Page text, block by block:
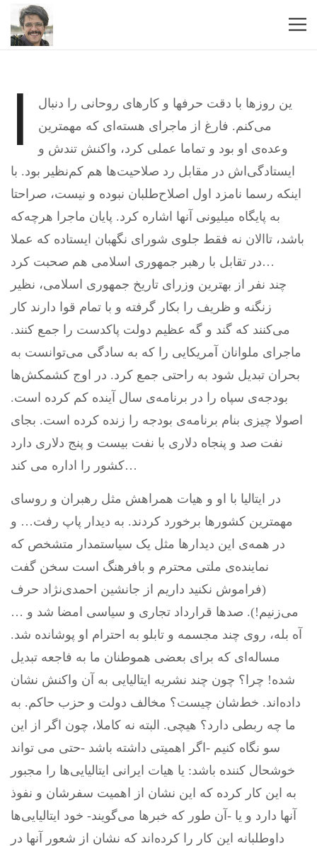
ین روزها با دقت حرفها و کارهای روحانی را دنبال
می‌کنم. فارغ از ماجرای هسته‌ای که مهمترین
وعده‌ی او بود و تماما عملی کرد، واکنش تندش و
ایستادگی‌اش در مقابل رد صلاحیت‌ها هم کم‌نظیر بود. با
اینکه رسما نامزد اول اصلاح‌طلبان نبوده و نیست، صراحتا
به پایگاه میلیونی آنها اشاره کرد. پایان ماجرا هرچه‌که
باشد، تاالان نه فقط جلوی شورای نگهبان ایستاده که عملا
در تقابل با رهبر جمهوری اسلامی هم صحبت کرد…
چند نفر از بهترین وزرای تاریخ جمهوری اسلامی، نظیر
زنگنه و ظریف را بکار گرفته و با تمام قوا دارند کار
می‌کنند که گند و گه عظیم دولت پاکدست را جمع کنند.
ماجرای ملوانان آمریکایی را که به سادگی می‌توانست به
بحران تبدیل شود به راحتی جمع کرد. در اوج کشمکش‌ها
بودجه‌ی سپاه را در برنامه‌ی سال آینده کم کرده است.
اصولا چیزی بنام برنامه‌ی بودجه را زنده کرده است. بجای
نفت صد و پنجاه دلاری با نفت بیست و پنج دلاری دارد
کشور را اداره می کند…
در ایتالیا با او و هیات همراهش مثل رهبران و روسای
مهمترین کشورها برخورد کردند. به دیدار پاپ رفت… و
در همه‌ی این دیدارها مثل یک سیاستمدار متشخص که
نماینده‌ی ملتی محترم و بافرهنگ است سخن گفت
(فراموش نکنید داریم از جانشین احمدی‌نژاد حرف
می‌زنیم!). صدها قرارداد تجاری و سیاسی امضا شد و …
آه بله، روی چند مجسمه و تابلو به احترام او پوشانده شد.
مساله‌ای که برای بعضی هموطنان ما به فاجعه تبدیل
شده! چرا؟ چون چند نشریه ایتالیایی به آن واکنش نشان
داده‌اند. خط‌شان چیست؟ مخالف دولت و حزب حاکم. به
ما چه ربطی دارد؟ هیچی. البته نه کاملا، چون اگر از این
سو نگاه کنیم -اگر اهمیتی داشته باشد -حتی می تواند
خوشحال کننده باشد: یا هیات ایرانی ایتالیایی‌ها را مجبور
به این کار کرده که این نشان از اهمیت سفرشان و نفوذ
آنها دارد و یا -آن طور که خبرها می‌گویند- خود ایتالیایی‌ها
داوطلبانه این کار را کرده‌اند که نشان از شعور آنها در